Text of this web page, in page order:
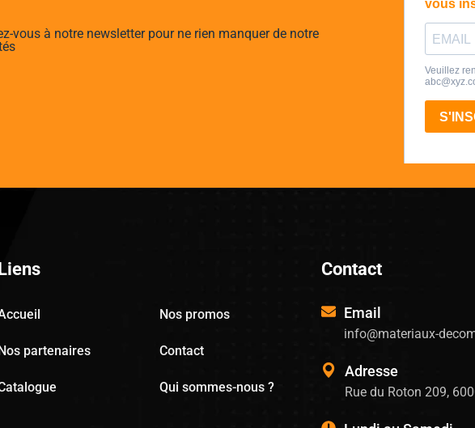
vous à notre newsletter pour ne rien manquer de notre
Liens
Nos promos
Nos partenaires Contact
Qui sommes-nous ?
Contact
Email
info@materiaux-
Adresse
Rue du Roton 209,